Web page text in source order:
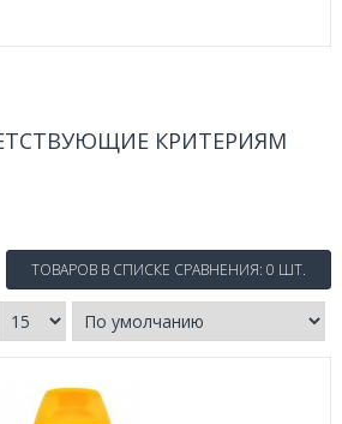
КРИТЕРИЯМ
ТОВАРОВ В СПИСКЕ СРАВНЕНИЯ: 0 ШТ.